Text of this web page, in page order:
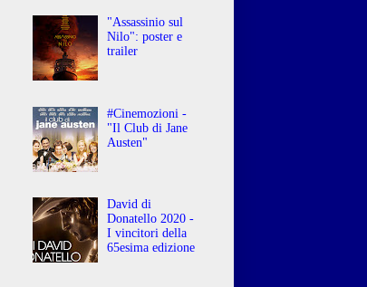
"Assassinio sul
Nilo": poster e
trailer
#Cinemozioni -
"Il Club di Jane
Austen"
David di
Donatello 2020 -
I vincitori della
65esima edizione